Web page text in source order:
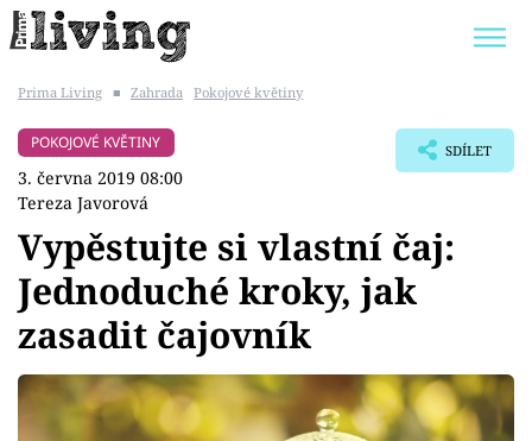
BYDLENÍ SLAVNÝCH
Témata
Bydlení
Zahrada
Prima Living ■ Zahrada Pokojové květiny
POKOJOVÉ KVĚTINY
3. června 2019 08:00
Tereza Javorová
SDÍLET
Vypěstujte si vlastní čaj:
Jednoduché kroky, jak
zasadit čajovník